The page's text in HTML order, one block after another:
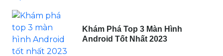
Khám Phá Top 3 Màn Hình
Android Tốt Nhất 2023